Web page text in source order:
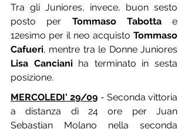
Tra gli Juniores, invece, buon sesto
posto per Tommaso Tabotta e
12esimo per il neo acquisto Tommaso
Cafueri
Lisa Canciani ha terminato in sesta
posizione.
MERCOLEDI' 29/09 - Seconda vittoria
a distanza di 24 ore per Juan
Sebastian Molano nella seconda